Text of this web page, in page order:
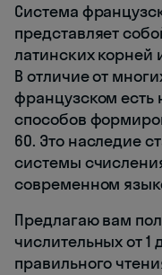
Система
представляет
латинских корней
В отличие от
французском
способов
60. Это наследие
системы
современном
Предлагаю вам
числительных от 1
правильного